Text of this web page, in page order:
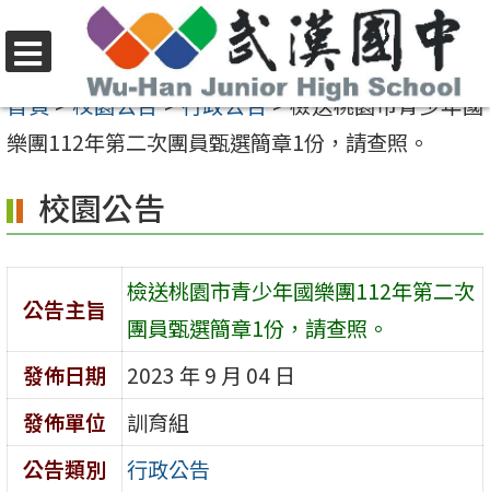
至
要
容
區
選
單
首頁>校園公告>行政公告>檢送桃園市青少年國
樂團112年第二次團員甄選簡章1份，請查照。
校園公告
公告主旨
檢送桃園市青少年國樂團112年第二次
團員甄選簡章1份，請查照。
發佈日期
2023 年 9 月 04 日
發佈單位
訓育組
公告類別
行政公告